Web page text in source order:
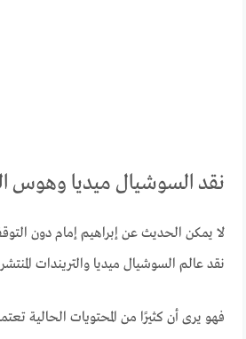
نقد السوشيال ميديا وهوس
لا يمكن الحديث عن إبراهيم إمام دون
نقد عالم السوشيال ميديا والتريندات
فهو يرى أن كثيرًا من المحتويات الحالية